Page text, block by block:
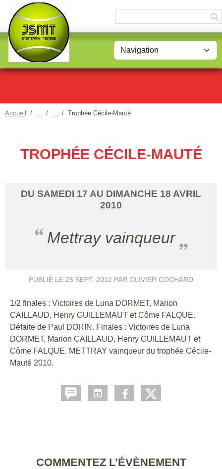
Accueil Trophée Cécile-Mauté
TROPHÉE CÉCILE-MAUTÉ
DU SAMEDI 17 AU DIMANCHE 18 AVRIL
2010
Mettray vainqueur
PUBLIÉ LE 25 SEPT. 2012 PAR OLIVIER COCHARD
1/2 finales : Victoires de Luna DORMET, Marion
CAILLAUD, Henry GUILLEMAUT et Côme FALQUE.
Défaite de Paul DORIN. Finales : Victoires de Luna
DORMET, Marion CAILLAUD, Henry GUILLEMAUT et
Côme FALQUE. METTRAY vainqueur du trophée Cécile-
Mauté 2010.
COMMENTEZ L’ÉVÈNEMENT
Panneau de gestion des cookies